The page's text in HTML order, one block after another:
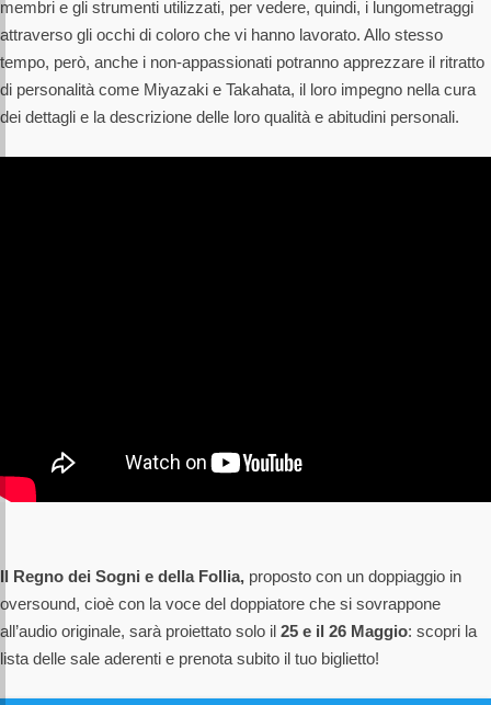
membri e gli strumenti utilizzati, per vedere, quindi, i lungometraggi
attraverso gli occhi di coloro che vi hanno lavorato. Allo stesso
tempo, però, anche i non-appassionati potranno apprezzare il ritratto
di personalità come Miyazaki e Takahata, il loro impegno nella cura
dei dettagli e la descrizione delle loro qualità e abitudini personali.
Il Regno dei Sogni e della Follia, proposto con un doppiaggio in
oversound, cioè con la voce del doppiatore che si sovrappone
all’audio originale, sarà proiettato solo il 25 e il 26 Maggio: scopri la
lista delle sale aderenti e prenota subito il tuo biglietto!